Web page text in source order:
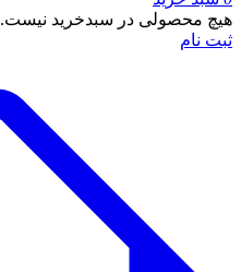
هیچ محصولی در سبدخرید نیست.
ثبت نام